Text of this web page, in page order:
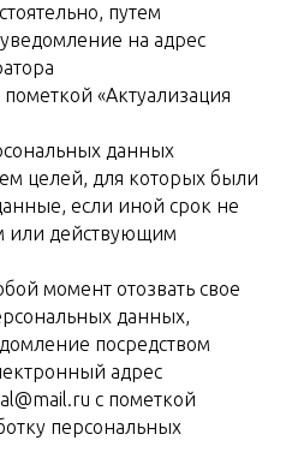
путем
на адрес
«Актуализация
данных
целей, для которых были
если иной срок не
или действующим
момент отозвать свое
данных,
посредством
адрес
с пометкой
персональных